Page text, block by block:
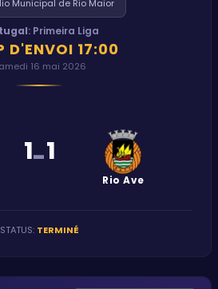
Municipal de Rio Maior
: Primeira Liga
D'ENVOI 17:00
16 mai 2026
1-1
Rio Ave
STATUS: TERMINÉ